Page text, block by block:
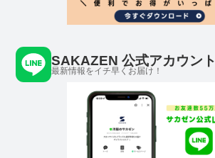
SAKAZEN 公式アカウント
最新情報をイチ早くお届け！